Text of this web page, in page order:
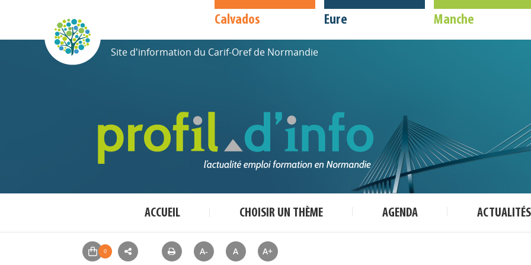
Calvados Eure Manche
Site d'information du Carif-Oref de Normandie
ACCUEIL CHOISIR UN THÈME AGENDA ACTUALITÉS
A- A A+